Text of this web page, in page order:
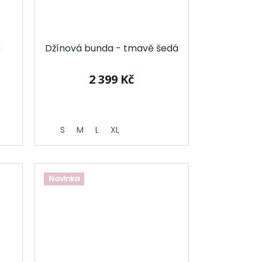
Džínová bunda - tmavě šedá
2 399 Kč
S M L XL
Novinka